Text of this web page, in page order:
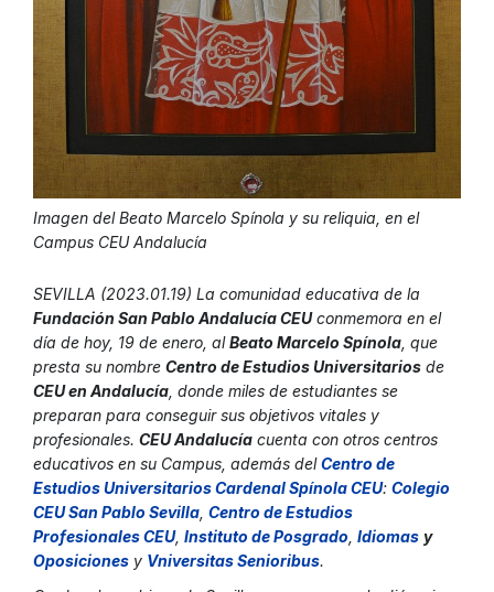
Imagen del Beato Marcelo Spínola y su reliquia, en el
Campus CEU Andalucía
SEVILLA (2023.01.19) La comunidad educativa de la
Fundación San Pablo Andalucía CEUconmemora en el
día de hoy, 19 de enero, alBeato Marcelo Spínola , que
presta su nombre Centro de Estudios Universitarios de
CEU en Andalucía , donde miles de estudiantes se
preparan para conseguir sus objetivos vitales y
profesionales. CEU Andalucía cuenta con otros centros
educativos en su Campus, además delCentro de
Estudios Universitarios Cardenal Spínola CEU: Colegio
CEU San Pablo Sevilla Centro de Estudios
Profesionales CEU, Instituto de Posgrado Idiomas y
Oposiciones y Vniversitas Senioribus.